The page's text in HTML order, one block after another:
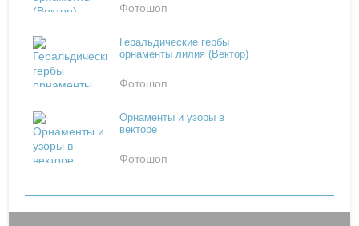
Фотошоп
Геральдические гербы
орнаменты лилия (Вектор)
Фотошоп
Орнаменты и узоры в
векторе
Фотошоп